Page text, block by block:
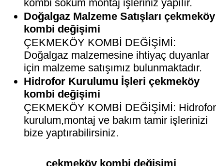
kombi söküm montaj işleriniz yapılır.
Doğalgaz Malzeme Satışları çekmeköy
kombi değişimi
ÇEKMEKÖY KOMBİ DEĞİŞİMİ:
Doğalgaz malzemesine ihtiyaç duyanlar
için malzeme satışımız bulunmaktadır.
Hidrofor Kurulumu İşleri çekmeköy
kombi değişimi
ÇEKMEKÖY KOMBİ DEĞİŞİMİ: Hidrofor
kurulum,montaj ve bakım tamir işlerinizi
bize yaptırabilirsiniz.
çekmeköy kombi değişimi